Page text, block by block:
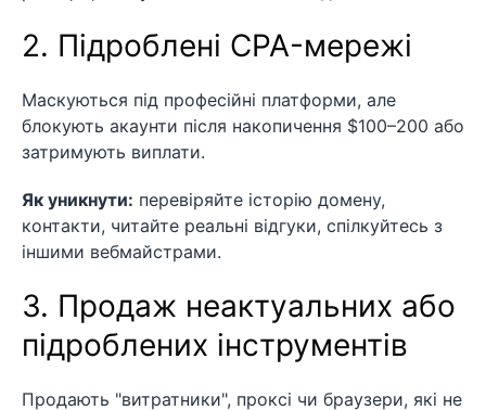
2. Підроблені CPA-мережі
Маскуються під професійні платформи, але
блокують акаунти після накопичення $100–200 або
затримують виплати.
Як уникнути: перевіряйте історію домену,
контакти, читайте реальні відгуки, спілкуйтесь з
іншими вебмайстрами.
3. Продаж неактуальних або
підроблених інструментів
Продають "витратники", проксі чи браузери, які не